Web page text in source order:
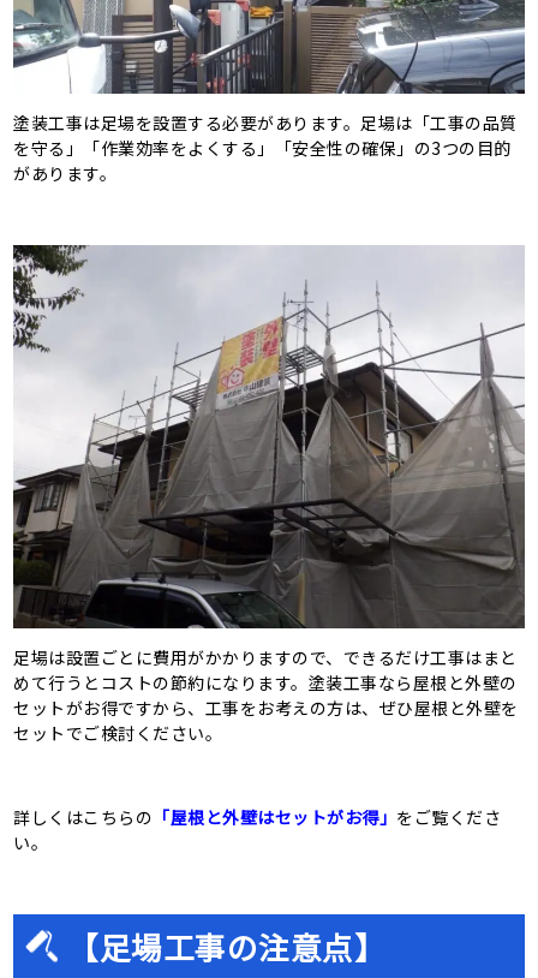
塗装工事は足場を設置する必要があります。足場は「工事の品質
を守る」「作業効率をよくする」「安全性の確保」の3つの目的
があります。
足場は設置ごとに費用がかかりますので、できるだけ工事はまと
めて行うとコストの節約になります。塗装工事なら屋根と外壁の
セットがお得ですから、工事をお考えの方は、ぜひ屋根と外壁を
セットでご検討ください。
詳しくはこちらの 「屋根と外壁はセットがお得」 をご覧くださ
い。
【足場工事の注意点】